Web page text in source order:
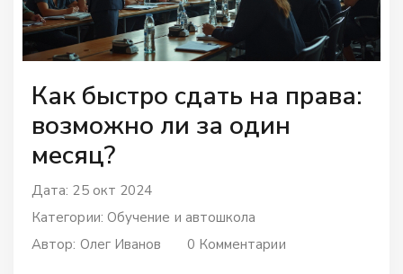
Как быстро сдать на права:
возможно ли за один
месяц?
Дата: 25 окт 2024
Категории: Обучение и автошкола
Автор: Олег Иванов 0 Комментарии